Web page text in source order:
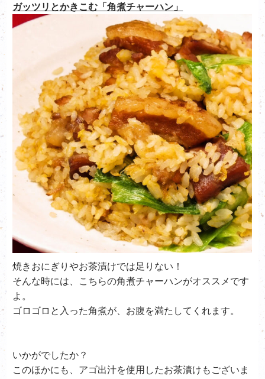
ガッツリとかきこむ「角煮チャーハン」
焼きおにぎりやお茶漬けでは足りない！
そんな時には、こちらの角煮チャーハンがオススメです
よ。
ゴロゴロと入った角煮が、お腹を満たしてくれます。
いかがでしたか？
このほかにも、アゴ出汁を使用したお茶漬けもございま